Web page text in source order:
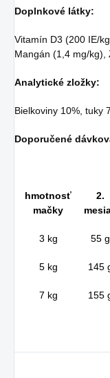
Doplnkové látky:
Vitamín D3 (200 IE/
Mangán (1,4 mg/kg),
Analytické zložky:
Bielkoviny 10%, tuky
Doporučené
hmotnosť
mačky
2.
3 kg 55 g
5 kg 145
7 kg 155